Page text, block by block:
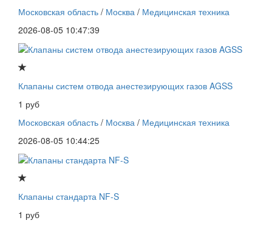
Московская область / Москва / Медицинская техника
2026-08-05 10:47:39
Клапаны систем отвода анестезирующих газов AGSS
1 руб
Московская область / Москва / Медицинская техника
2026-08-05 10:44:25
Клапаны стандарта NF-S
1 руб